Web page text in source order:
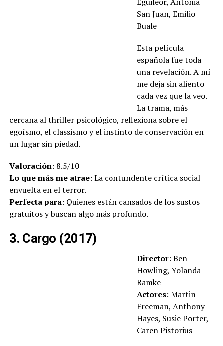
Eguileor, Antonia
San Juan, Emilio
Buale
Esta película
española fue toda
una revelación. A mí
me deja sin aliento
cada vez que la veo.
La trama, más
cercana al thriller psicológico, reflexiona sobre el
egoísmo, el classismo y el instinto de conservación en
un lugar sin piedad.
Valoración: 8.5/10
Lo que más me atrae: La contundente crítica social
envuelta en el terror.
Perfecta para: Quienes están cansados de los sustos
gratuitos y buscan algo más profundo.
3. Cargo (2017)
Director: Ben
Howling, Yolanda
Ramke
Actores: Martin
Freeman, Anthony
Hayes, Susie Porter,
Caren Pistorius